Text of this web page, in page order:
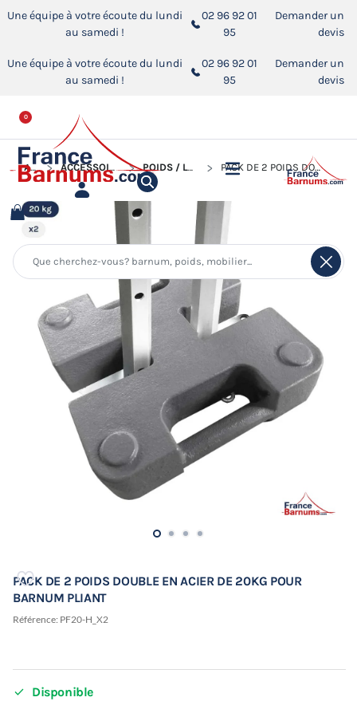
Une équipe à votre écoute du lundi
au samedi !
02 96 92 01
95
Demander un
devis
Une équipe à votre écoute du lundi
au samedi !
02 96 92 01
95
Demander un
devis
0
ACCUEIL ACCESSOIRES POUR BARNUMS PLIANTS POIDS / LESTS POUR BARNUM PLIANT PACK DE 2 POIDS DOUBLE EN ACIER DE 20KG POUR BARNUM PLIANT
PACK DE 2 POIDS DOUBLE EN ACIER DE 20KG POUR
BARNUM PLIANT
Référence: PF20-H_X2
 Disponible